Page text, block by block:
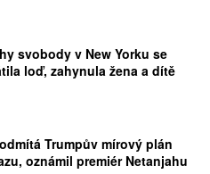
svobody v New Yorku se
loď, zahynula žena a dítě
Trumpův mírový plán
oznámil premiér Netanjahu